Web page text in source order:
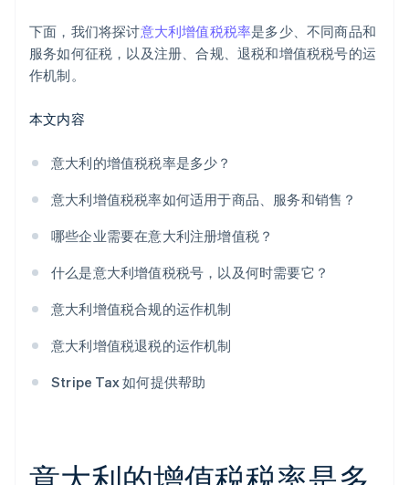
下面，我们将探讨意大利增值税税率是多少、不同商品和
服务如何征税，以及注册、合规、退税和增值税税号的运
作机制。
本文内容
意大利的增值税税率是多少？
意大利增值税税率如何适用于商品、服务和销售？
哪些企业需要在意大利注册增值税？
什么是意大利增值税税号，以及何时需要它？
意大利增值税合规的运作机制
意大利增值税退税的运作机制
Stripe Tax 如何提供帮助